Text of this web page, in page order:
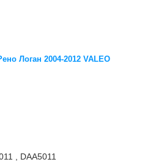
Логан 2004-2012 VALEO
, DAA5011